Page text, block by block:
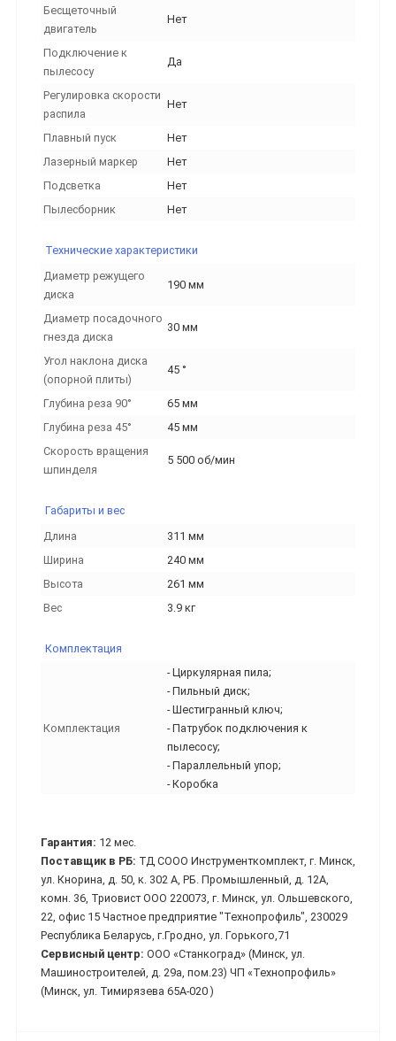
Бесщеточный
двигатель
Нет
Подключение к
пылесосу
Да
Регулировка скорости
распила
Нет
Плавный пуск
Нет
Лазерный маркер
Нет
Подсветка
Нет
Пылесборник
Нет
Технические характеристики
Диаметр режущего
диска
190 мм
Диаметр посадочного
гнезда диска
30 мм
Угол наклона диска
(опорной плиты)
45 °
Глубина реза 90°
65 мм
Глубина реза 45°
45 мм
Скорость вращения
шпинделя
5 500 об/мин
Габариты и вес
Длина
311 мм
Ширина
240 мм
Высота
261 мм
Вес
3.9 кг
Комплектация
Комплектация
- Циркулярная пила;
- Пильный диск;
- Шестигранный ключ;
- Патрубок подключения к
пылесосу;
- Параллельный упор;
- Коробка
Гарантия: 12 мес.
Поставщик в РБ: ТД СООО Инструменткомплект, г. Минск,
ул. Кнорина, д. 50, к. 302 А, РБ. Промышленный, д. 12А,
комн. 36, Триовист ООО 220073, г. Минск, ул. Ольшевского,
22, офис 15 Частное предприятие "Технопрофиль", 230029
Республика Беларусь, г.Гродно, ул. Горького,71
Сервисный центр: ООО «Станкоград» (Минск, ул.
Машиностроителей, д. 29а, пом.23) ЧП «Технопрофиль»
(Минск, ул. Тимирязева 65А-020 )